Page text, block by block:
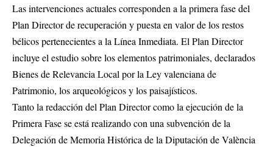
Las intervenciones actuales corresponden a la primera fase del
Plan Director de recuperación y puesta en valor de los restos
bélicos pertenecientes a la Línea Inmediata. El Plan Director
incluye el estudio sobre los elementos patrimoniales, declarados
Bienes de Relevancia Local por la Ley valenciana de
Patrimonio, los arqueológicos y los paisajísticos.
Tanto la redacción del Plan Director como la ejecución de la
Primera Fase se está realizando con una subvención de la
Delegación de Memoria Histórica de la Diputación de València